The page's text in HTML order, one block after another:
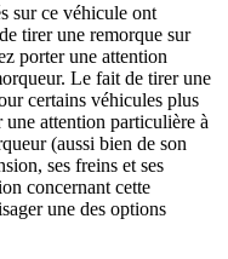
sur ce véhicule ont
tirer une remorque sur
porter une attention
Le fait de tirer une
certains véhicules plus
attention particulière à
(aussi bien de son
ses freins et ses
concernant cette
une des options